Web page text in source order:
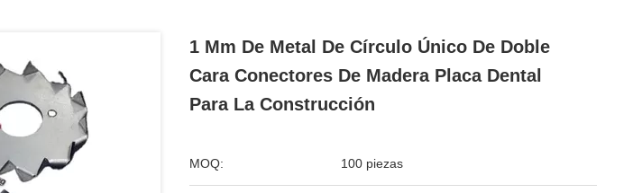
1 Mm De Metal De Círculo Único De Doble
Cara Conectores De Madera Placa Dental
Para La Construcción
MOQ: 100 piezas